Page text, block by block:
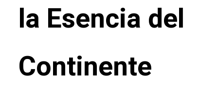
la Esencia del
Continente